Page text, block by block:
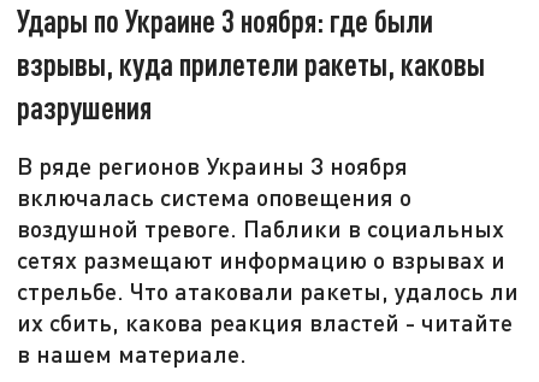
Удары по Украине 3 ноября: где были
взрывы, куда прилетели ракеты, каковы
разрушения
В ряде регионов Украины 3 ноября
включалась система оповещения о
воздушной тревоге. Паблики в социальных
сетях размещают информацию о взрывах и
стрельбе. Что атаковали ракеты, удалось ли
их сбить, какова реакция властей - читайте
в нашем материале.